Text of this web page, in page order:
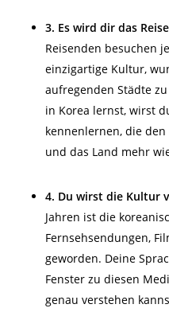
3. Es wird dir das
Reisenden besuchen
einzigartige Kultur,
aufregenden Städte
in Korea lernst, wirst
kennenlernen, die
und das Land mehr
4. Du wirst die Kultur
Jahren ist die
Fernsehsendungen,
geworden. Deine
Fenster zu diesen
genau verstehen